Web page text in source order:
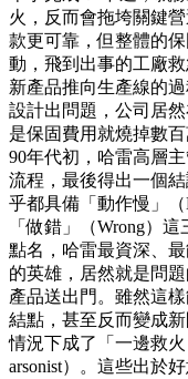
火，反而會拖垮關鍵
款更可靠，但整體的
動，飛到出事的工廠
新產品推向生產線的
設計出問題，公司居
是保固費用就燒掉數
90年代初，哈雷高層
流程，最後得出一個
乎都具備「動作慢」（
「做錯」（Wrong）
點名，哈雷最資深、
的英雄，居然就是問
產品送出門。雖然這
結點，甚至反而變成
情況下成了「一邊救
arsonist）。這些出於